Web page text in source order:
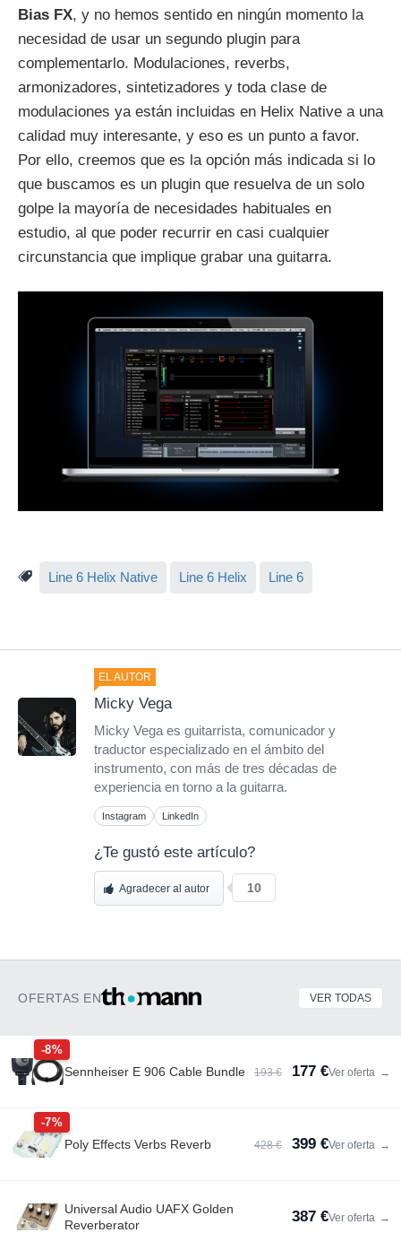
Bias FX, y no hemos sentido en ningún momento la
necesidad de usar un segundo plugin para
complementarlo. Modulaciones, reverbs,
armonizadores, sintetizadores y toda clase de
modulaciones ya están incluidas en Helix Native a una
calidad muy interesante, y eso es un punto a favor.
Por ello, creemos que es la opción más indicada si lo
que buscamos es un plugin que resuelva de un solo
golpe la mayoría de necesidades habituales en
estudio, al que poder recurrir en casi cualquier
circunstancia que implique grabar una guitarra.
Line 6 Helix Native Line 6 Helix Line 6
EL AUTOR
Micky Vega
Micky Vega es guitarrista, comunicador y
traductor especializado en el ámbito del
instrumento, con más de tres décadas de
experiencia en torno a la guitarra.
Instagram LinkedIn
¿Te gustó este artículo?
Agradecer al autor 10
OFERTAS EN VER TODAS
-8%
Sennheiser E 906 Cable Bundle 193 € 177 €Ver oferta →
-7%
Poly Effects Verbs Reverb 428 € 399 €Ver oferta →
Universal Audio UAFX Golden
Reverberator
387 €Ver oferta →